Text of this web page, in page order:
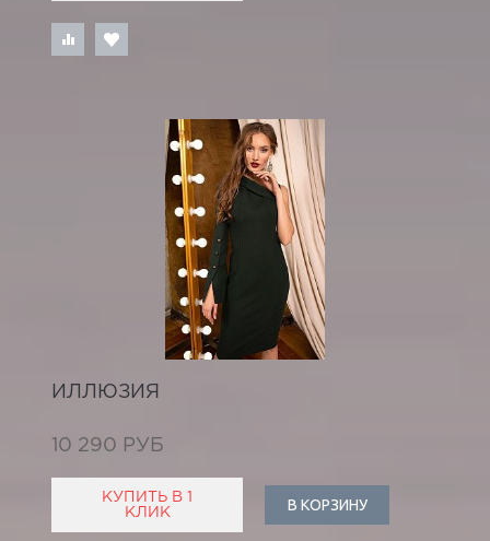
ИЛЛЮЗИЯ
10 290 РУБ
КУПИТЬ В 1
КЛИК
В КОРЗИНУ